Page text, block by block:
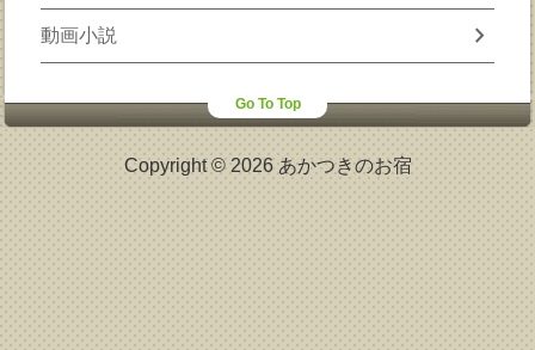
動画小説 chevron_right
Go To Top
Copyright © 2026 あかつきのお宿